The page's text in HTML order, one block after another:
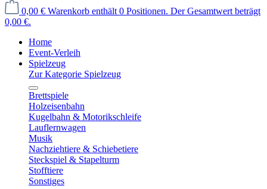
0,00 € Warenkorb enthält 0 Positionen. Der Gesamtwert beträgt
0,00 €.
Home
Event-Verleih
Spielzeug
Zur Kategorie Spielzeug
Brettspiele
Holzeisenbahn
Kugelbahn & Motorikschleife
Lauflernwagen
Musik
Nachziehtiere & Schiebetiere
Steckspiel & Stapelturm
Stofftiere
Sonstiges